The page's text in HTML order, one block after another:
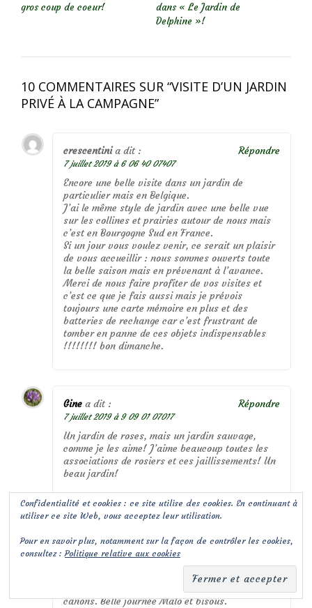
gros coup de coeur!
dans « Le Jardin de
Delphine »!
10 COMMENTAIRES SUR “VISITE D’UN JARDIN
PRIVÉ À LA CAMPAGNE”
crescentini a dit :
7 juillet 2019 à 6 06 40 07407
Encore une belle visite dans un jardin de
particulier mais en Belgique.
J’ai le même style de jardin avec une belle vue
sur les collines et prairies autour de nous mais
c’est en Bourgogne Sud en France.
Si un jour vous voulez venir, ce serait un plaisir
de vous accueillir : nous sommes ouverts toute
la belle saison mais en prévenant à l’avance.
Merci de nous faire profiter de vos visites et
c’est ce que je fais aussi mais je prévois
toujours une carte mémoire en plus et des
batteries de rechange car c’est frustrant de
tomber en panne de ces objets indispensables
!!!!!!!! bon dimanche.
Répondre
Gine a dit :
7 juillet 2019 à 9 09 01 07017
Un jardin de roses, mais un jardin sauvage,
comme je les aime! J’aime beaucoup toutes les
associations de rosiers et ces jaillissements! Un
beau jardin!
Répondre
7 juillet 2019 à 10 10 12 07127
Je tiens encore à remercier notre adorable hôte.
Son jardin est vraiment très joli. Tu as su
canons. Belle journée Malo et bisous.
Confidentialité et cookies : ce site utilise des cookies. En continuant à
utiliser ce site Web, vous acceptez leur utilisation.
Pour en savoir plus, notamment sur la façon de contrôler les cookies,
consultez :Politique relative aux cookies